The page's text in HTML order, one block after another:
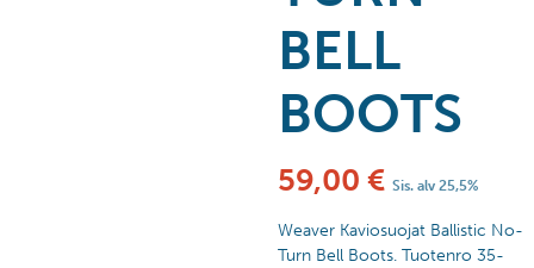
BELL
BOOTS
59,00 € Sis. alv 25,5%
Weaver Kaviosuojat Ballistic No-
Turn Bell Boots. Tuotenro 35-